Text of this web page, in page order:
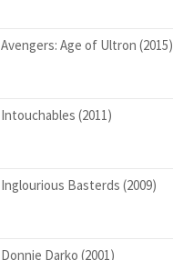
Avengers: Age of Ultron (2015)
Intouchables (2011)
Inglourious Basterds (2009)
Donnie Darko (2001)